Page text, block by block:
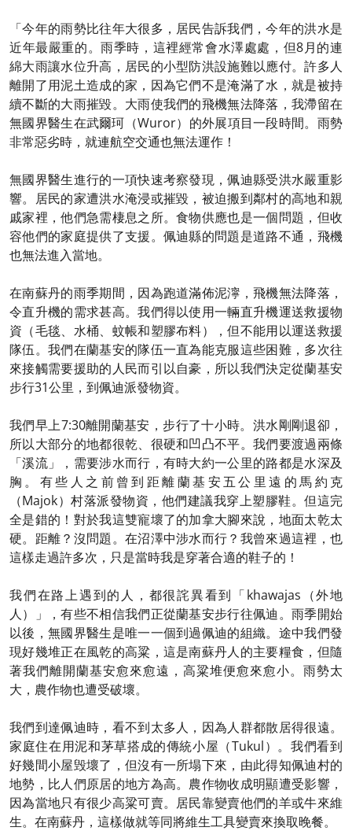
「今年的雨勢比往年大很多，居民告訴我們，今年的洪水是
近年最嚴重的。雨季時，這裡經常會水澤處處，但8月的連
綿大雨讓水位升高，居民的小型防洪設施難以應付。許多人
離開了用泥土造成的家，因為它們不是淹滿了水，就是被持
續不斷的大雨摧毀。大雨使我們的飛機無法降落，我滯留在
無國界醫生在武爾珂（Wuror）的外展項目一段時間。雨勢
非常惡劣時，就連航空交通也無法運作！
無國界醫生進行的一項快速考察發現，佩迪縣受洪水嚴重影
響。居民的家遭洪水淹浸或摧毀，被迫搬到鄰村的高地和親
戚家裡，他們急需棲息之所。食物供應也是一個問題，但收
容他們的家庭提供了支援。佩迪縣的問題是道路不通，飛機
也無法進入當地。
在南蘇丹的雨季期間，因為跑道滿佈泥濘，飛機無法降落，
令直升機的需求甚高。我們得以使用一輛直升機運送救援物
資（毛毯、水桶、蚊帳和塑膠布料），但不能用以運送救援
隊伍。我們在蘭基安的隊伍一直為能克服這些困難，多次往
來接觸需要援助的人民而引以自豪，所以我們決定從蘭基安
步行31公里，到佩迪派發物資。
我們早上7:30離開蘭基安，步行了十小時。洪水剛剛退卻，
所以大部分的地都很乾、很硬和凹凸不平。我們要渡過兩條
「溪流」，需要涉水而行，有時大約一公里的路都是水深及
胸。有些人之前曾到距離蘭基安五公里遠的馬約克
（Majok）村落派發物資，他們建議我穿上塑膠鞋。但這完
全是錯的！對於我這雙寵壞了的加拿大腳來說，地面太乾太
硬。距離？沒問題。在沼澤中涉水而行？我曾來過這裡，也
這樣走過許多次，只是當時我是穿著合適的鞋子的！
我們在路上遇到的人，都很詫異看到「khawajas（外地
人）」，有些不相信我們正從蘭基安步行往佩迪。雨季開始
以後，無國界醫生是唯一一個到過佩迪的組織。途中我們發
現好幾堆正在風乾的高粱，這是南蘇丹人的主要糧食，但隨
著我們離開蘭基安愈來愈遠，高粱堆便愈來愈小。雨勢太
大，農作物也遭受破壞。
我們到達佩迪時，看不到太多人，因為人群都散居得很遠。
家庭住在用泥和茅草搭成的傳統小屋（Tukul）。我們看到
好幾間小屋毁壞了，但沒有一所塌下來，由此得知佩迪村的
地勢，比人們原居的地方為高。農作物收成明顯遭受影響，
因為當地只有很少高粱可賣。居民靠變賣他們的羊或牛來維
生。在南蘇丹，這樣做就等同將維生工具變賣來換取晚餐。